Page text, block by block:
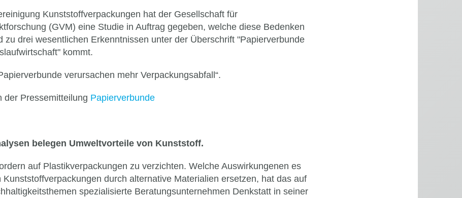
Kunststoffverpackungen hat der Gesellschaft für
(GVM) eine Studie in Auftrag gegeben, welche diese Bedenken
zu drei wesentlichen Erkenntnissen unter der Überschrift "Papierverbunde
kommt.
verursachen mehr Verpackungsabfall“.
der Pressemitteilung Papierverbunde
belegen Umweltvorteile von Kunststoff.
auf Plastikverpackungen zu verzichten. Welche Auswirkungenen es
Kunststoffverpackungen durch alternative Materialien ersetzen, hat das auf
spezialisierte Beratungsunternehmen Denkstatt in seiner